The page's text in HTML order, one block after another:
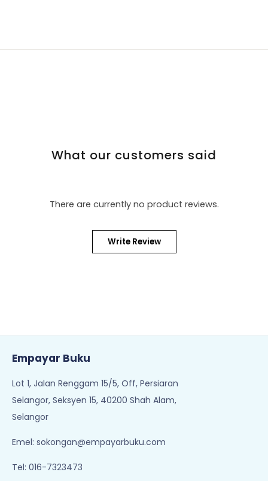
What our customers said
There are currently no product reviews.
Write Review
Empayar Buku
Lot 1, Jalan Renggam 15/5, Off, Persiaran
Selangor, Seksyen 15, 40200 Shah Alam,
Selangor
Emel: sokongan@empayarbuku.com
Tel: 016-7323473